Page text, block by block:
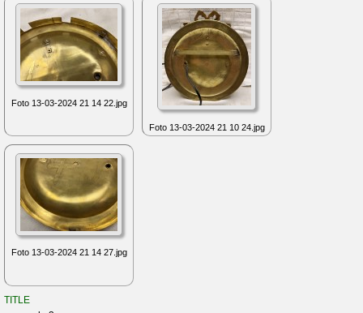
Foto 13-03-2024 21 14 22.jpg
Foto 13-03-2024 21 10 24.jpg
Foto 13-03-2024 21 14 27.jpg
TITLE